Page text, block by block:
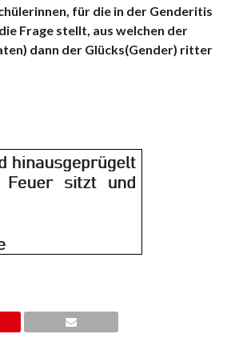
für die in der Genderitis
Frage stellt, aus welchen der
dann der Glücks(Gender) ritter